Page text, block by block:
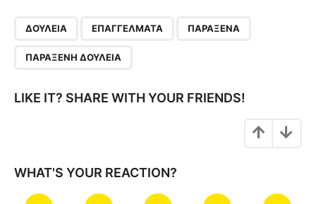
a
n
ΔΟΥΛΕΙΆ ΕΠΑΓΓΈΛΜΑΤΑ ΠΑΡΆΞΕΝΑ
ΠΑΡΆΞΕΝΗ ΔΟΥΛΕΙΆ
LIKE IT? SHARE WITH YOUR FRIENDS!
WHAT'S YOUR REACTION?